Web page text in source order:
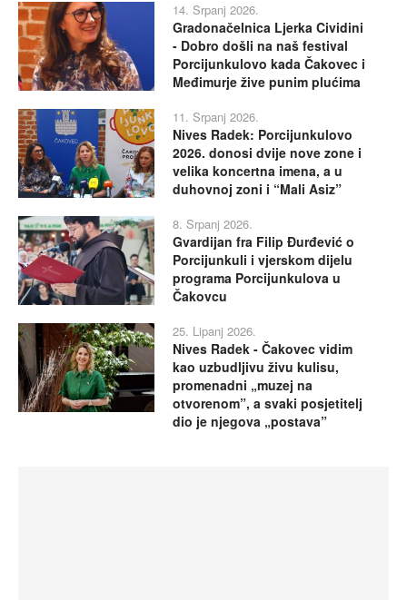
14. Srpanj 2026.
Gradonačelnica Ljerka Cividini
- Dobro došli na naš festival
Porcijunkulovo kada Čakovec i
Međimurje žive punim plućima
11. Srpanj 2026.
Nives Radek: Porcijunkulovo
2026. donosi dvije nove zone i
velika koncertna imena, a u
duhovnoj zoni i “Mali Asiz”
8. Srpanj 2026.
Gvardijan fra Filip Đurđević o
Porcijunkuli i vjerskom dijelu
programa Porcijunkulova u
Čakovcu
25. Lipanj 2026.
Nives Radek - Čakovec vidim
kao uzbudljivu živu kulisu,
promenadni „muzej na
otvorenom”, a svaki posjetitelj
dio je njegova „postava”